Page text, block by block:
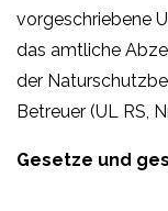
vorgeschriebene
das amtliche
der
Betreuer (UL RS,
Gesetze und